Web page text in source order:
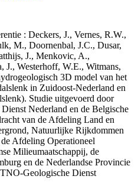
: Deckers, J., Vernes, R.W.,
M., Doornenbal, J.C., Dusar,
J., Menkovic, A.,
J., Westerhoff, W.E., Witmans,
3D model van het
in Zuidoost-Nederland en
Studie uitgevoerd door
Nederland en de Belgische
van de Afdeling Land en
Natuurlijke Rijkdommen
Afdeling Operationeel
Milieumaatschappij, de
en de Nederlandse Provincie
Geologische Dienst